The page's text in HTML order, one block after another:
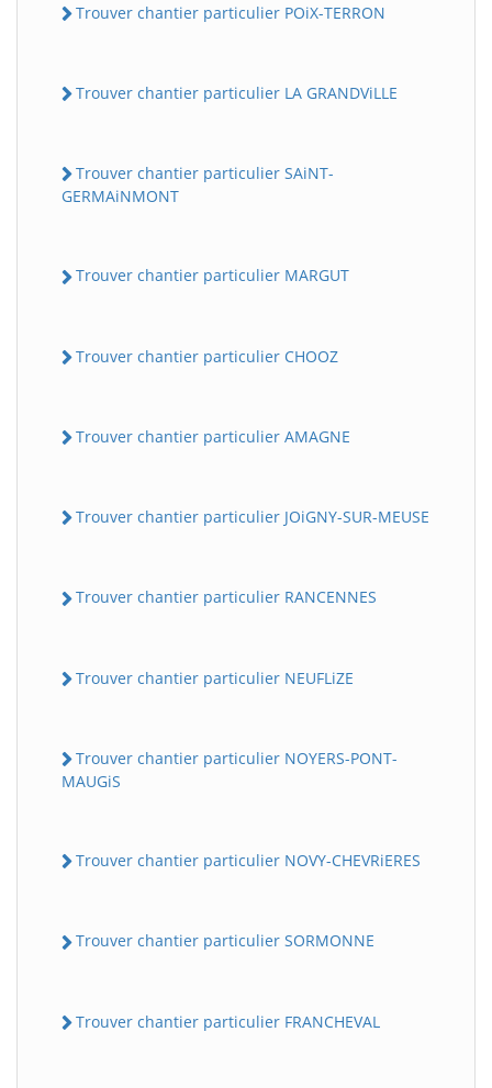
Trouver chantier particulier POiX-TERRON
Trouver chantier particulier LA GRANDViLLE
Trouver chantier particulier SAiNT-
GERMAiNMONT
Trouver chantier particulier MARGUT
Trouver chantier particulier CHOOZ
Trouver chantier particulier AMAGNE
Trouver chantier particulier JOiGNY-SUR-MEUSE
Trouver chantier particulier RANCENNES
Trouver chantier particulier NEUFLiZE
Trouver chantier particulier NOYERS-PONT-
MAUGiS
Trouver chantier particulier NOVY-CHEVRiERES
Trouver chantier particulier SORMONNE
Trouver chantier particulier FRANCHEVAL